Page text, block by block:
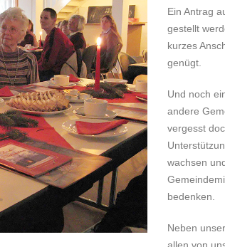
Ein Antrag
gestellt
kurzes
genügt.
Und noch
andere
vergesst
wachsen
bedenken.
Neben
allen von